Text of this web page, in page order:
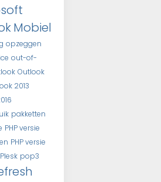
Mobiel
opzeggen
out-of-
Outlook
2013
pakketten
PHP versie
PHP versie
Plesk pop3